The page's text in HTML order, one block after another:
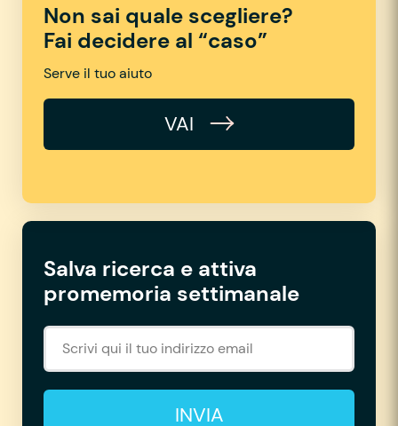
Non sai quale scegliere?
Fai decidere al “caso”
Serve il tuo aiuto
VAI
Salva ricerca e attiva
promemoria settimanale
INVIA